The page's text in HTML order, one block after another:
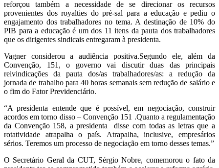
reforçou também a necessidade de se direcionar os recursos
provenientes dos royalties do pré-sal para a educação e pediu o
engajamento dos trabalhadores no tema. A destinação de 10% do
PIB para a educação é um dos 11 itens da pauta dos trabalhadores
que os dirigentes sindicais entregaram à presidenta.
Vagner considerou a audiência positiva.Segundo ele, além da
Convenção, 151, o governo vai discutir duas das principais
reivindicações da pauta dos/as trabalhadores/as: a redução da
jornada de trabalho para 40 horas semanais sem redução de salário e
o fim do Fator Previdenciário.
“A presidenta entende que é possível, em negociação, construir
acordos em torno disso – Convenção 151 .Quanto a regulamentação
da Convenção 158, a presidenta disse com todas as letras que a
rotatividade atrapalha o país. Atrapalha, inclusive, empresários
sérios. Teremos um processo de negociação em torno desses temas.”
O Secretário Geral da CUT, Sérgio Nobre, comemorou o fato da